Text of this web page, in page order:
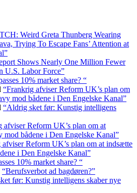
Weird Greta Thunberg Wearing
Trying To Escape Fans’ Attention at
Shows Nearly One Million Fewer
U.S. Labor Force”
10% market share? “
“Frankrig afviser Reform UK’s plan om
mod bådene i Den Engelske Kanal”
“Aldrig sket før: Kunstig intelligens
afviser Reform UK’s plan om at
bådene i Den Engelske Kanal”
afviser Reform UK’s plan om at indsætte
i Den Engelske Kanal”
10% market share? “
“Berufsverbot ad bagdøren?”
før: Kunstig intelligens skaber nye